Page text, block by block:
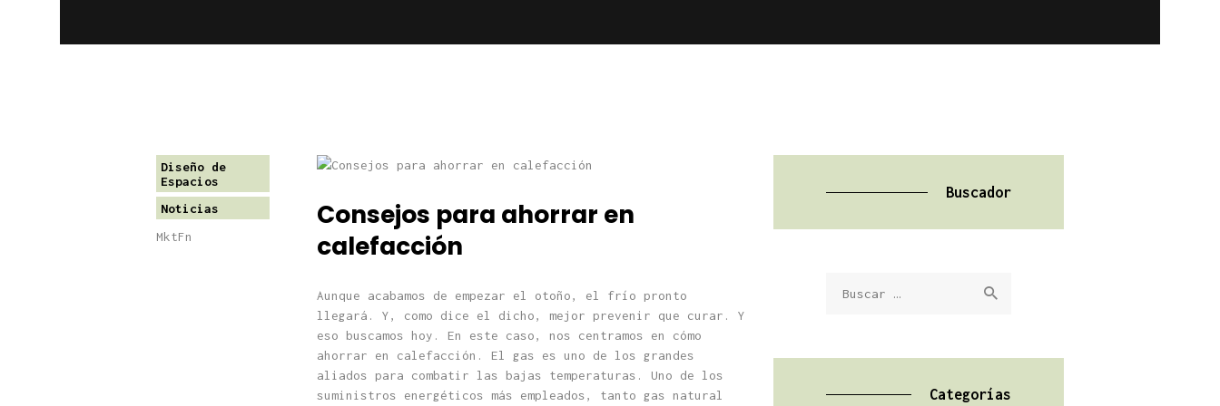
Diseño de
Espacios
Noticias
MktFn
Consejos para ahorrar en
calefacción
Aunque acabamos de empezar el otoño, el frío pronto
llegará. Y, como dice el dicho, mejor prevenir que curar. Y
eso buscamos hoy. En este caso, nos centramos en cómo
ahorrar en calefacción. El gas es uno de los grandes
aliados para combatir las bajas temperaturas. Uno de los
suministros energéticos más empleados, tanto gas natural
Buscador
Categorías